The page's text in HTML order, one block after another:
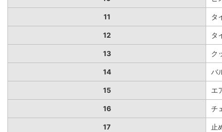
11 タ
12 タ
13 ク
14 バ
15 エ
16 チ
17 止